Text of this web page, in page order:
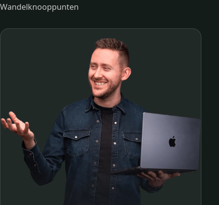
Wandelknooppunten